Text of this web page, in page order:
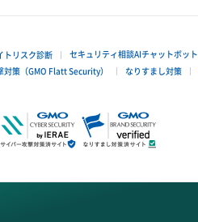
トリスク診断
セキュリティ相談AIチャットボット
対策（GMO Flatt Security） なりすまし対策